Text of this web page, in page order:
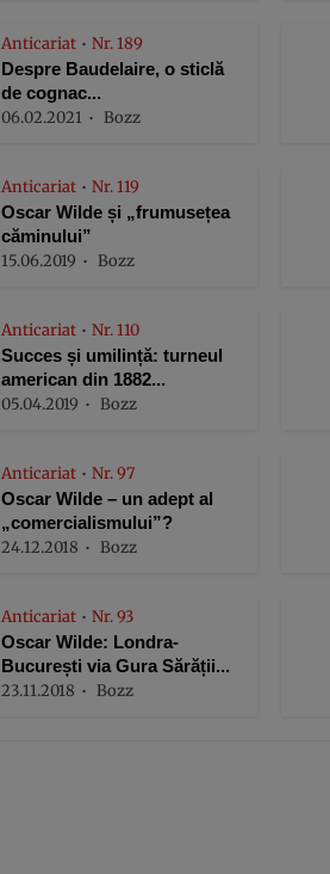
Anticariat • Nr. 189
Despre Baudelaire, o sticlă
de cognac...
06.02.2021
Bozz
Anticariat • Nr. 119
Oscar Wilde și „frumusețea
căminului”
15.06.2019
Bozz
Anticariat • Nr. 110
Succes și umilință: turneul
american din 1882...
05.04.2019
Bozz
Anticariat • Nr. 97
Oscar Wilde – un adept al
„comercialismului”?
24.12.2018
Bozz
Anticariat • Nr. 93
Oscar Wilde: Londra-
București via Gura Sărății...
23.11.2018
Bozz